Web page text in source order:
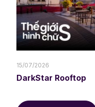
15/07/2026
DarkStar Rooftop